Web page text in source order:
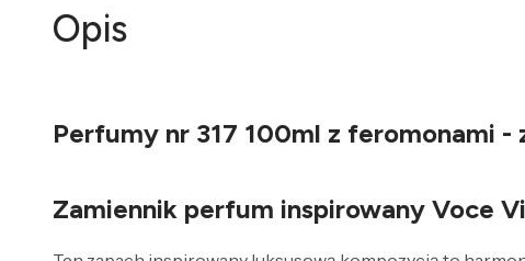
Opis
Perfumy nr 317 100ml z feromonami
Zamiennik perfum inspirowany Voce